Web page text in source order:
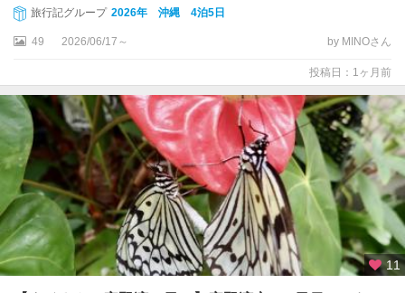
旅行記グループ 2026年 沖縄 4泊5日
49 2026/06/17～ by MINOさん
投稿日：1ヶ月前
11